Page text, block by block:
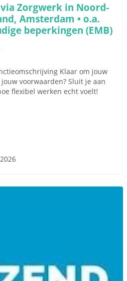
Zorgwerk in Noord-
Amsterdam • o.a.
beperkingen (EMB)
Klaar om jouw
voorwaarden? Sluit je aan
flexibel werken echt voelt!